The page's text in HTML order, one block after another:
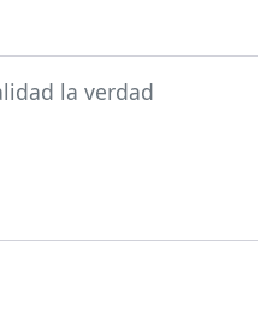
la verdad